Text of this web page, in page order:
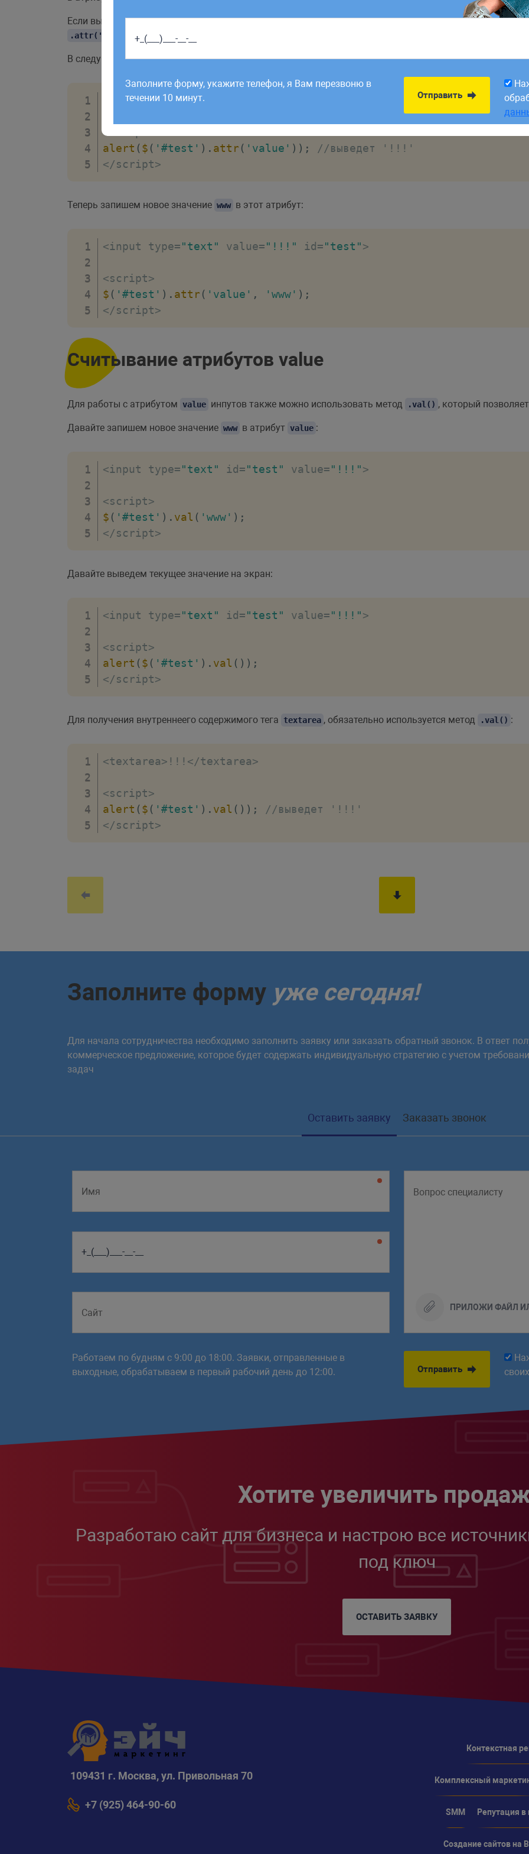
Если вызывать .attr() с одним параметром, то он вернет значения атрибута, название которого
.attr('value') мы получим значение атрибута
В следующем примере мы получаем инпут по его id и выводим на экран значение его атрибута value
input type ="text"
<
alert ($ ( '#test' ) . attr ( 'value' ) ) ;
//выведет '!!!'
</script>
Теперь запишем новое значение www в этот атрибут:
<input type="text" value="!!!" id="test">
<script>
$ ( '#test' ) . attr ( 'value' , 'www' ) ;
</script>
Считывание атрибутов value
Для работы с атрибутом value инпутов также можно использовать метод .val() , который
Давайте запишем новое значение www в атрибут value :
<input type="text" id="test" value="!!!">
<script>
$ ( '#test' ) . val ( 'www' ) ;
</script>
Давайте выведем текущее значение на экран:
<input type="text" id="test" value="!!!">
<script>
alert ($ ( '#test' ) . val ( ) ) ;
</script>
Для получения внутреннеего содержимого тега textarea , обязательно используется метод .val() :
<textarea> ! ! ! </textarea>
<script>
alert ($ ( '#test' ) . val ( ) ) ;
//выведет '!!!'
</script>
Заполните форму уже сегодня!
Для начала сотрудничества необходимо заполнить заявку или заказать обратный звонок. В ответ
коммерческое предложение, которое будет содержать индивидуальную стратегию с учетом
задач
Оставить заявку Заказать звонок
ПРИЛОЖИ ФАЙЛ
Работаем по будням с 9:00 до 18:00. Заявки, отправленные в
выходные, обрабатываем в первый рабочий день до 12:00.
Отправить
своих
Хотите увеличить
Разработаю сайт для бизнеса и настрою все
под ключ
ОСТАВИТЬ ЗАЯВКУ
109431 г. Москва, ул. Привольная 70
+7 (925) 464-90-60
Контекстная
Комплексный
SMM Репутация в
Создание сайтов на
Работаем по будням с 9:00 до 18:00. Заявки,
рабочий день до 12:00.
Заполните форму, укажите телефон, я Вам перезвоню в
течении 10 минут.
Отправить